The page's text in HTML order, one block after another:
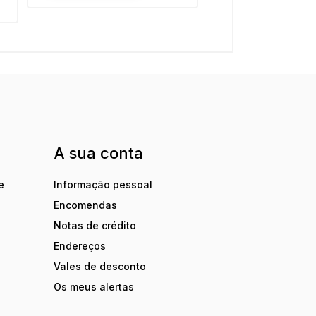
A sua conta
Informação pessoal
Encomendas
Notas de crédito
Endereços
Vales de desconto
Os meus alertas